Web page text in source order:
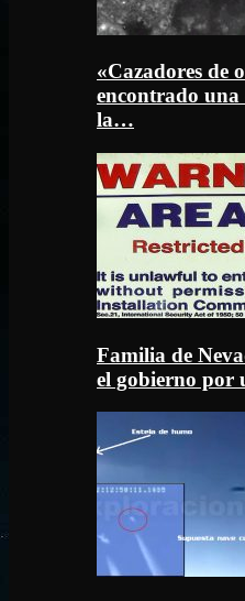
«Cazadores de
encontrado una
la…
Familia de
el gobierno